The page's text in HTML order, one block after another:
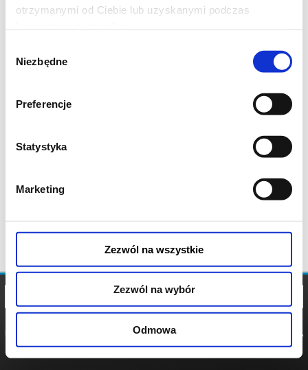
otrzymanymi od Ciebie lub uzyskanymi podczas
zgody
Niezbędne
Preferencje
Statystyka
Marketing
Zezwól na wszystkie
Zezwól na wybór
Odmowa
POLITYKA
POLITYKA